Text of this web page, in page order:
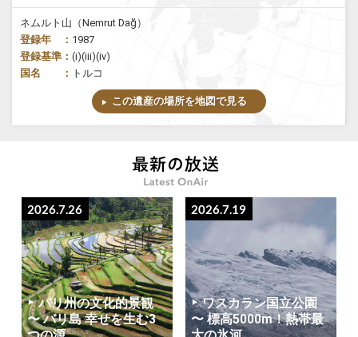
ネムルト山（Nemrut Dağ）
登録年 ： 1987
登録基準： (i)(iii)(iv)
国名 ： トルコ
この遺産の場所を地図で見る
2026.7.26
バリ州の文化的景観
〜 バリ島 幸せを生む3
2026.7.19
ワスカラン国立公園
〜 標高5000m！熱帯最